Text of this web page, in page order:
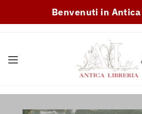
TRANSLATION
Benvenuti in